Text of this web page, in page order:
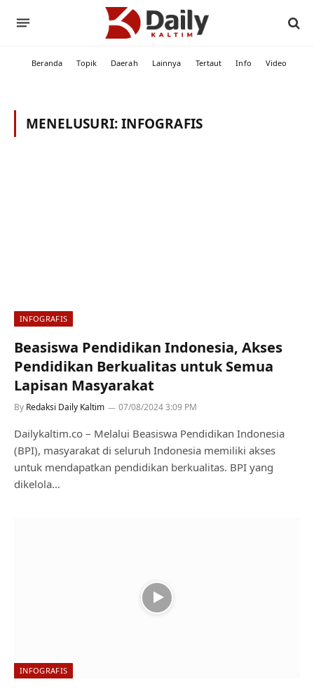
Beranda Topik Daerah Lainnya Tertaut Info Video
MENELUSURI:INFOGRAFIS
INFOGRAFIS
Beasiswa Pendidikan Indonesia, Akses
Pendidikan Berkualitas untuk Semua
Lapisan Masyarakat
By Redaksi Daily Kaltim 07/08/2024 3:09 PM
Dailykaltim.co – Melalui Beasiswa Pendidikan Indonesia
(BPI), masyarakat di seluruh Indonesia memiliki akses
untuk mendapatkan pendidikan berkualitas. BPI yang
dikelola…
INFOGRAFIS